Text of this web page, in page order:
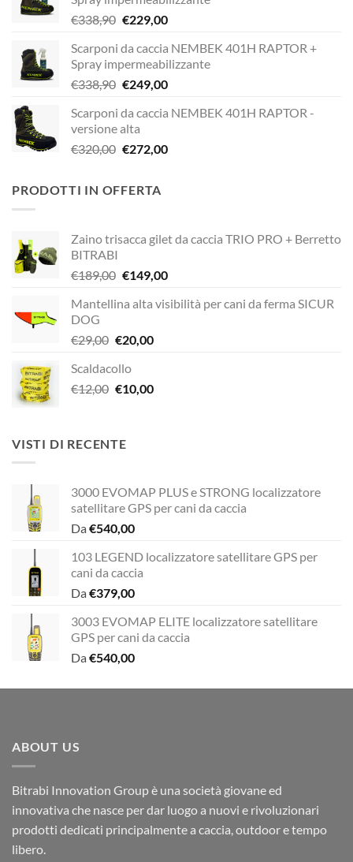
€338,90 Il
originale
era:
€338,90.
€229,00Il
attuale
è:
€229,00.
Scarponi da caccia NEMBEK 401H RAPTOR +
Spray impermeabilizzante
€338,90 Il
originale
era:
€338,90.
€249,00Il
attuale
€249,00.
Scarponi da caccia NEMBEK 401H RAPTOR -
versione alta
€320,00 Il
era:
€272,00Il
PRODOTTI IN OFFERTA
Zaino trisacca gilet da caccia TRIO PRO + Berretto
BITRABI
€189,00 Il
originale
€189,00.
€149,00Il
attuale
Mantellina alta visibilità per cani da ferma SICUR
DOG
€29,00 Il
originale
era:
€20,00Il
è:
Scaldacollo
€12,00 Il
era:
€12,00.
€10,00Il
VISTI DI RECENTE
3000 EVOMAP PLUS e STRONG localizzatore
satellitare GPS per cani da caccia
Da €540,00
103 LEGEND localizzatore satellitare GPS per
cani da caccia
Da €379,00
3003 EVOMAP ELITE localizzatore satellitare
GPS per cani da caccia
Da €540,00
ABOUT US
Bitrabi Innovation Group è una società giovane ed
innovativa che nasce per dar luogo a nuovi e rivoluzionari
prodotti dedicati principalmente a caccia, outdoor e tempo
libero.